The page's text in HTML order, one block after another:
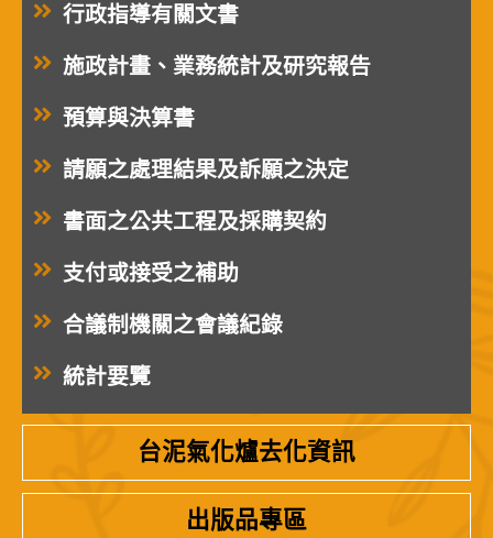
行政指導有關文書
施政計畫、業務統計及研究報告
預算與決算書
請願之處理結果及訴願之決定
書面之公共工程及採購契約
支付或接受之補助
合議制機關之會議紀錄
統計要覽
台泥氣化爐去化資訊
出版品專區